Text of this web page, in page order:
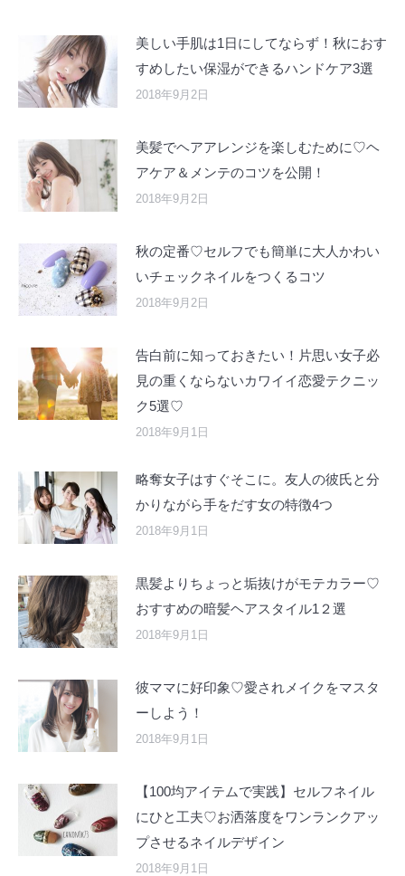
美しい手肌は1日にしてならず！秋におす
すめしたい保湿ができるハンドケア3選
2018年9月2日
美髪でヘアアレンジを楽しむために♡ヘ
アケア＆メンテのコツを公開！
2018年9月2日
秋の定番♡セルフでも簡単に大人かわい
いチェックネイルをつくるコツ
2018年9月2日
告白前に知っておきたい！片思い女子必
見の重くならないカワイイ恋愛テクニッ
ク5選♡
2018年9月1日
略奪女子はすぐそこに。友人の彼氏と分
かりながら手をだす女の特徴4つ
2018年9月1日
黒髪よりちょっと垢抜けがモテカラー♡
おすすめの暗髪ヘアスタイル1２選
2018年9月1日
彼ママに好印象♡愛されメイクをマスタ
ーしよう！
2018年9月1日
【100均アイテムで実践】セルフネイル
にひと工夫♡お洒落度をワンランクアッ
プさせるネイルデザイン
2018年9月1日